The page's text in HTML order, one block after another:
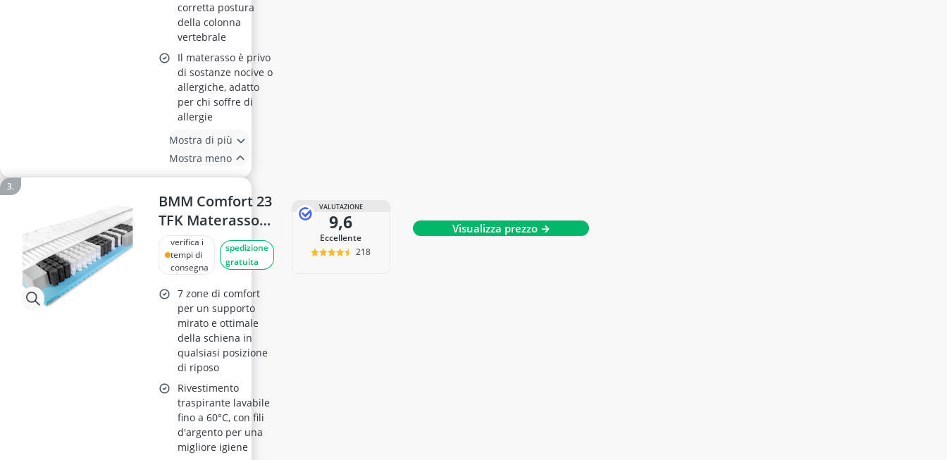
corretta postura
della colonna
vertebrale
Il materasso è privo
di sostanze nocive o
allergiche, adatto
per chi soffre di
allergie
Mostra di più
Mostra meno
BMM Comfort 23
TFK Materasso
160x190 cm
verifica i
tempi di
consegna
spedizione
gratuita
7 zone di comfort
per un supporto
mirato e ottimale
della schiena in
qualsiasi posizione
di riposo
Rivestimento
traspirante lavabile
fino a 60°C, con fili
d'argento per una
migliore igiene
VALUTAZIONE
9,6
Eccellente
218
Visualizza prezzo →